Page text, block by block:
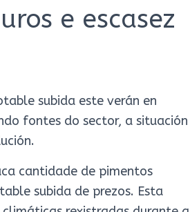
e escasez
subida este verán en
fontes do sector, a situación
cantidade de pimentos
subida de prezos. Esta